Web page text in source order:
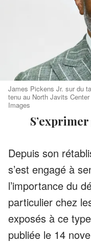
James Pickens Jr. sur du
tenu au North Javits
Images
Depuis son
s’est engagé à
l’importance du
particulier chez
exposés à ce
publiée le 14